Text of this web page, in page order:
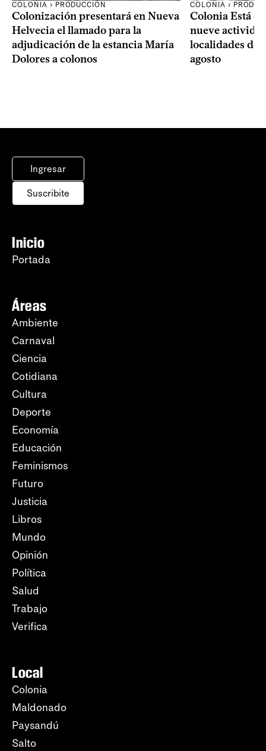
COLONIA › PRODUCCIÓN
Colonización presentará en Nueva
Helvecia el llamado para la
adjudicación de la estancia María
Dolores a colonos
COLONIA ›
Colonia Está
nueve
localidades del
agosto
Ingresar
Suscribite
Inicio
Portada
Áreas
Ambiente
Carnaval
Ciencia
Cotidiana
Cultura
Deporte
Economía
Educación
Feminismos
Futuro
Justicia
Libros
Mundo
Opinión
Política
Salud
Trabajo
Verifica
Local
Colonia
Maldonado
Paysandú
Salto